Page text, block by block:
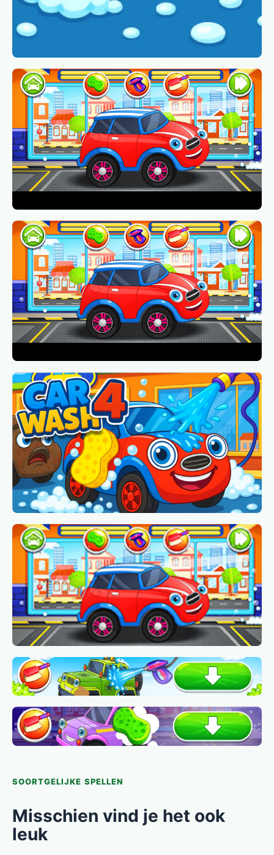
SOORTGELIJKE SPELLEN
Misschien vind je het ook
leuk